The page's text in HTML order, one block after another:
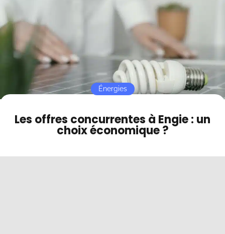
Mode sombre
Les offres concurrentes à Engie : un
choix économique ?
Énergies